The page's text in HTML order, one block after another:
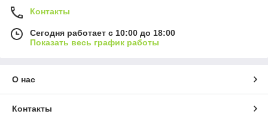
Контакты
Сегодня работает с 10:00 до 18:00
Показать весь график работы
О нас
Контакты